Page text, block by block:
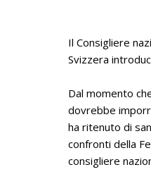
Il Consigliere
Svizzera
Dal momento
dovrebbe
ha ritenuto di
confronti della
consigliere